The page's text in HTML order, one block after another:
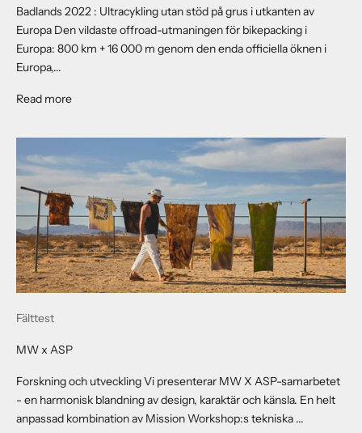
Badlands 2022 : Ultracykling utan stöd på grus i utkanten av
Europa Den vildaste offroad-utmaningen för bikepacking i
Europa: 800 km + 16 000 m genom den enda officiella öknen i
Europa,...
Read moreAbout Badlands W/ Taylor Phinney
Fälttest
MW x ASP
Forskning och utveckling Vi presenterar MW X ASP-samarbetet
- en harmonisk blandning av design, karaktär och känsla. En helt
anpassad kombination av Mission Workshop:s tekniska ...